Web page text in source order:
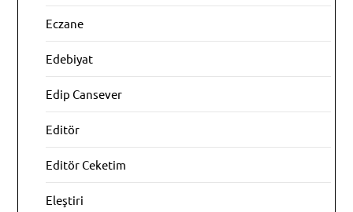
Eczane
Edebiyat
Edip Cansever
Editör
Editör Ceketim
Eleştiri